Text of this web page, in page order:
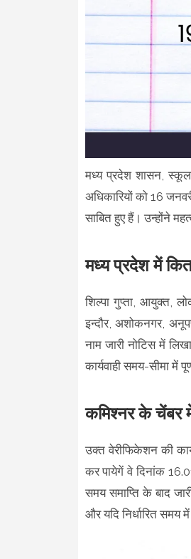
मध्य प्रदेश शासन, स्कूल
अधिकारियों को 16
साबित हुए हैं। उन्होंने
मध्य प्रदेश में
शिल्पा गुप्ता, आयुक्त,
इन्दौर, अशोकनगर,
नाम जारी नोटिस में
कार्यवाही समय-सीमा में
कमिश्नर के चेंबर में
उक्त वेरीफिकेशन की
कर पायेगें वे दिनांक
समय समाप्ति के बाद
और यदि निर्धारित समय